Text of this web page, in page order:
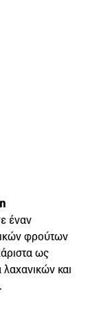
έναν
φρούτων
ως
και